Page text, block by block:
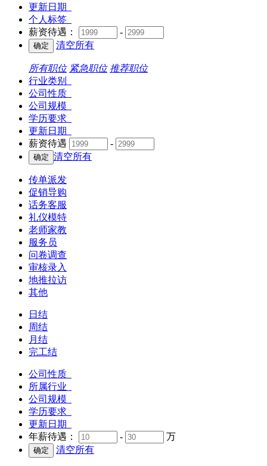
更新日期
个人标签
薪资待遇：
-
清空所有
所有职位 紧急职位 推荐职位
行业类别
公司性质
公司规模
学历要求
更新日期
薪资待遇
-
清空所有
传单派发
促销导购
话务客服
礼仪模特
老师家教
服务员
问卷调查
审核录入
地推拉访
其他
日结
周结
月结
完工结
公司性质
所属行业
公司规模
学历要求
更新日期
年薪待遇：
-
万
清空所有